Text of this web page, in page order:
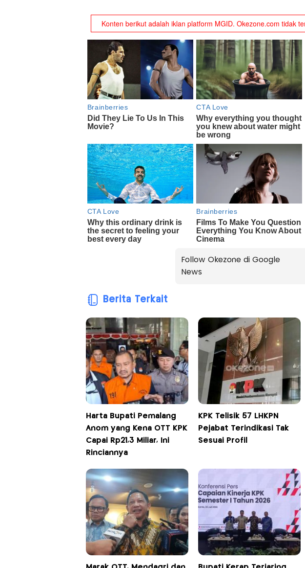
Follow Okezone di Google
News
Berita Terkait
Harta Bupati Pemalang
Anom yang Kena OTT KPK
Capai Rp21,3 Miliar, Ini
Rinciannya
KPK Telisik 57 LHKPN
Pejabat Terindikasi Tak
Sesuai Profil